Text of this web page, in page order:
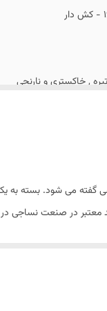
, خاکستری و نارنجی
می شود. بسته به یک